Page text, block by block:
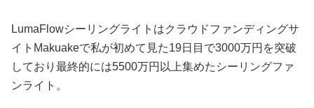
LumaFlowシーリングライトはクラウドファンディングサ
イトMakuakeで私が初めて見た19日目で3000万円を突破
しており最終的には5500万円以上集めたシーリングファ
ンライト。